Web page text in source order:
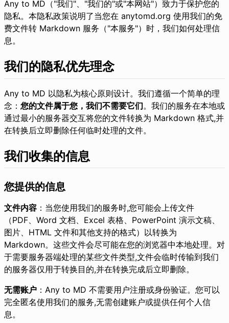
Any to MD（"我们"、"我们的"或"本网站"）致力于保护您的
隐私。本隐私政策说明了当您在 anytomd.org 使用我们的免
费文件转 Markdown 服务（"本服务"）时，我们如何处理信
息。
我们的隐私优先理念
Any to MD 以隐私为核心原则设计。我们遵循一个简单的理
念： 您的文件属于您，我们不需要它们。我们的服务在本地或
通过最小的服务器交互将您的文件转换为 Markdown 格式,并
在转换后立即删除任何临时处理的文件。
我们收集的信息
您提供的信息
文件内容 ：当您使用我们的服务时,您可能会上传文件
（PDF、Word 文档、Excel 表格、PowerPoint 演示文稿、
图片、HTML 文件和其他支持的格式）以转换为
Markdown。这些文件会尽可能在您的浏览器中本地处理。对
于需要服务器端处理的某些文件类型,文件会临时传输到我们
的服务器仅用于转换目的,并在转换完成后立即删除。
无需账户 ：Any to MD 不需要用户注册或身份验证。您可以
完全匿名使用我们的服务,无需创建账户或提供任何个人信
息。